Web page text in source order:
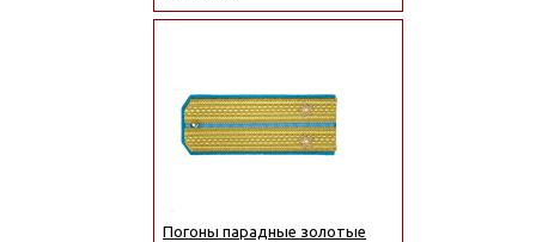
Погоны парадные золотые